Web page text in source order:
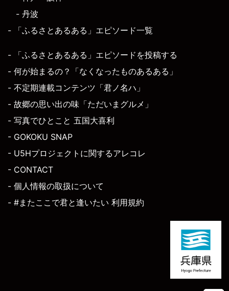
- 丹波
- 「ふるさとあるある」エピソード一覧
- 「ふるさとあるある」エピソードを投稿する
- 何が始まるの？「なくなったものあるある」
- 不定期連載コンテンツ「君ノ名ハ」
- 故郷の思い出の味「ただいまグルメ」
- 写真でひとこと 五国大喜利
- GOKOKU SNAP
- U5Hプロジェクトに関するアレコレ
- CONTACT
- 個人情報の取扱について
- #またここで君と逢いたい 利用規約